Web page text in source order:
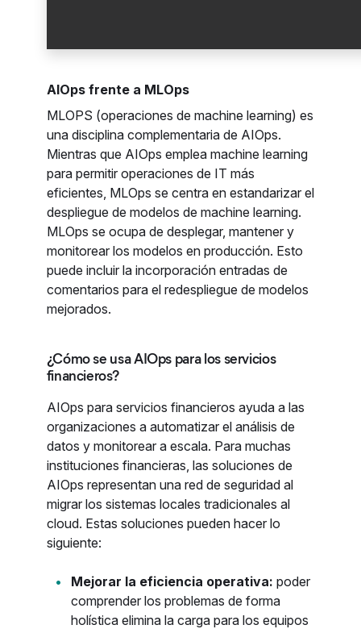
AIOps frente a MLOps
MLOPS (operaciones de machine learning) es
una disciplina complementaria de AIOps.
Mientras que AIOps emplea machine learning
para permitir operaciones de IT más
eficientes, MLOps se centra en estandarizar el
despliegue de modelos de machine learning.
MLOps se ocupa de desplegar, mantener y
monitorear los modelos en producción. Esto
puede incluir la incorporación entradas de
comentarios para el redespliegue de modelos
mejorados.
¿Cómo se usa AIOps para los servicios
financieros?
AIOps para servicios financieros ayuda a las
organizaciones a automatizar el análisis de
datos y monitorear a escala. Para muchas
instituciones financieras, las soluciones de
AIOps representan una red de seguridad al
migrar los sistemas locales tradicionales al
cloud. Estas soluciones pueden hacer lo
siguiente:
Mejorar la eficiencia operativa: poder
comprender los problemas de forma
holística elimina la carga para los equipos